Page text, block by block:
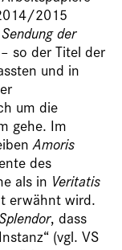
2015
der
– so der Titel der
und in
um die
gehe. Im
Amoris
des
als in Veritatis
erwähnt wird.
, dass
(vgl. VS